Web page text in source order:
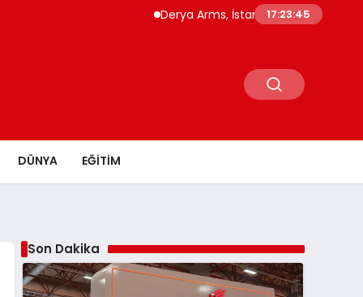
Derya Arms, İstanbul Prohunt 2026’da yeni
17:23:47
DÜNYA EĞITIM
Son Dakika